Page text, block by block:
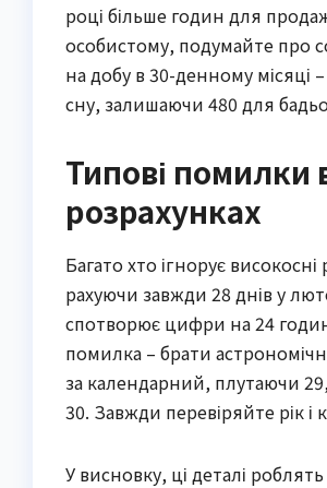
році більше годин для
особистому, подумайте про
на добу в 30-денному місяці
сну, залишаючи 480 для
Типові помилки
розрахунках
Багато хто ігнорує високосні
рахуючи завжди 28 днів у
спотворює цифри на 24
помилка – брати
за календарний, плутаючи
30. Завжди перевіряйте рік і
У висновку, ці деталі